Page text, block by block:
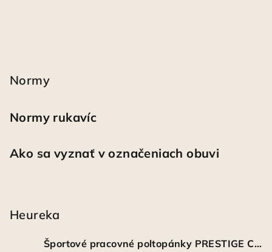
Normy
Normy rukavíc
Ako sa vyznať v označeniach obuvi
Heureka
Športové pracovné poltopánky PRESTIGE CLASSIC biele